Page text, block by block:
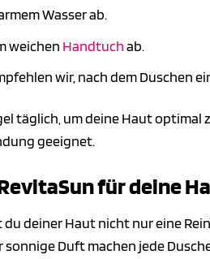
Wasser ab.
weichen Handtuchab.
wir, nach dem Duschen
täglich, um deine Haut
geeignet.
für deine
deiner Haut nicht nur eine
Duft machen jede